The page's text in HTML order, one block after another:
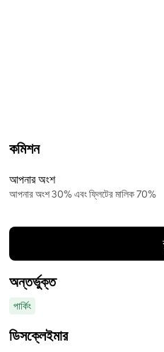
কমিশন
আপনার অংশ
আপনার অংশ 30% এবং ফ্লিটের মালিক 70%
অন্তর্ভুক্ত
পার্কিং
ডিসক্লেইমার